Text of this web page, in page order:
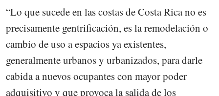
“Lo que sucede en las costas de Costa Rica no es
precisamente gentrificación, es la remodelación o
cambio de uso a espacios ya existentes,
generalmente urbanos y urbanizados, para darle
cabida a nuevos ocupantes con mayor poder
adquisitivo y que provoca la salida de los